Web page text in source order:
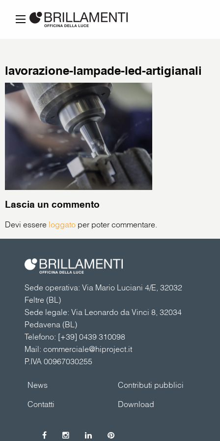
lavorazione-lampade-led-artigianali
Lascia un commento
Devi essere loggato per poter commentare.
Sede operativa: Via Mario Luciani 4/E, 32032
Feltre (BL)
Sede legale: Via Leonardo da Vinci 8, 32034
Pedavena (BL)
Telefono: [+39] 0439 310098
Mail: commerciale@hiproject.it
P.IVA 00967030255
Contributi pubblici
News
Download
Contatti